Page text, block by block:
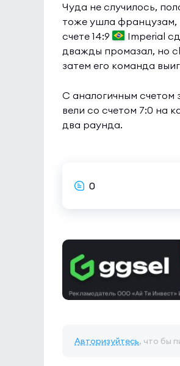
Чуда не случилось,
тоже ушла французам,
счете 14:9
Imperial
дважды промазал, но
затем его команда
С аналогичным счетом
вели со счетом 7:0 на
два раунда.
0
Авторизуйтесь, что бы